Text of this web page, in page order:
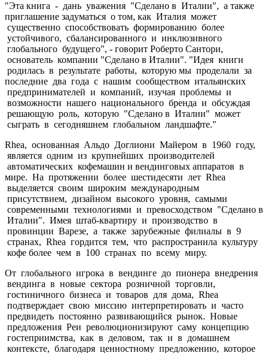
"Эта книга - дань уважения "Сделано в Италии", а также
приглашение задуматься о том, как Италия может
существенно способствовать формированию более
устойчивого, сбалансированного и инклюзивного
глобального будущего", - говорит Роберто Сантори,
основатель компании "Сделано в Италии". "Идея книги
родилась в результате работы, которую мы проделали за
последние два года с нашим сообществом итальянских
предпринимателей и компаний, изучая проблемы и
возможности нашего национального бренда и обсуждая
решающую роль, которую "Сделано в Италии" может
сыграть в сегодняшнем глобальном ландшафте."
Rhea, основанная Альдо Доглиони Майером в 1960 году,
является одним из крупнейших производителей
автоматических кофемашин и вендинговых аппаратов в
мире. На протяжении более шестидесяти лет Rhea
выделяется своим широким международным
присутствием, дизайном высокого уровня, самыми
современными технологиями и превосходством "Сделано в
Италии". Имея штаб-квартиру и производство в
провинции Варезе, а также зарубежные филиалы в 9
странах, Rhea гордится тем, что распространила культуру
кофе более чем в 100 странах по всему миру.
От глобального игрока в вендинге до пионера внедрения
вендинга в новые сектора розничной торговли,
гостиничного бизнеса и товаров для дома, Rhea
подтверждает свою миссию интерпретировать и часто
предвидеть постоянно развивающийся рынок. Новые
предложения Реи революционизируют саму концепцию
гостеприимства, как в деловом, так и в домашнем
контексте, благодаря ценностному предложению, которое